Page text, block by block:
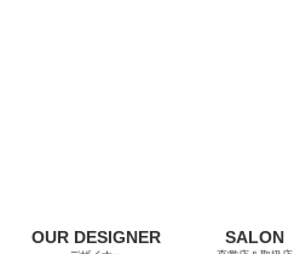
OUR DESIGNER SALON